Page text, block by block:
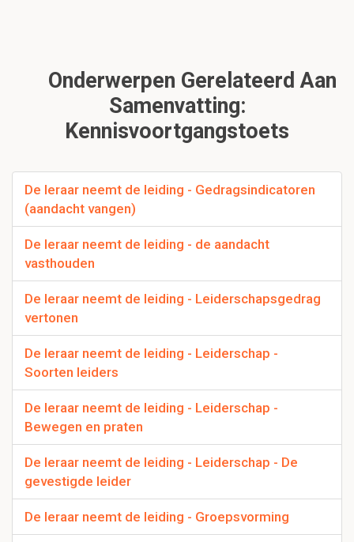
Onderwerpen Gerelateerd Aan
Samenvatting:
Kennisvoortgangstoets
De leraar neemt de leiding - Gedragsindicatoren
(aandacht vangen)
De leraar neemt de leiding - de aandacht
vasthouden
De leraar neemt de leiding - Leiderschapsgedrag
vertonen
De leraar neemt de leiding - Leiderschap -
Soorten leiders
De leraar neemt de leiding - Leiderschap -
Bewegen en praten
De leraar neemt de leiding - Leiderschap - De
gevestigde leider
De leraar neemt de leiding - Groepsvorming